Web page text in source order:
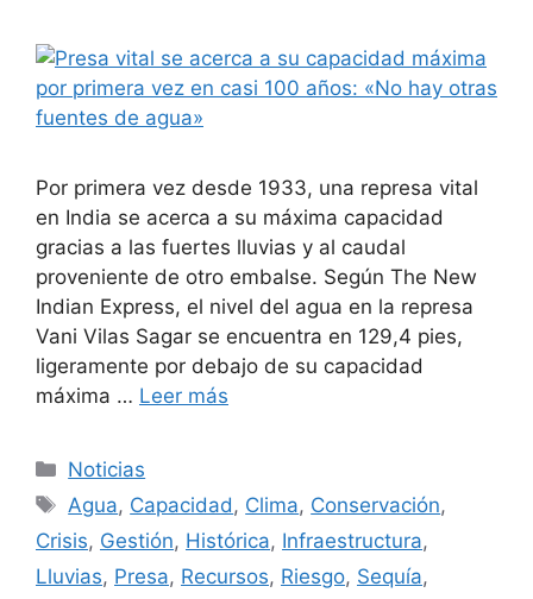
Por primera vez desde 1933, una represa vital
en India se acerca a su máxima capacidad
gracias a las fuertes lluvias y al caudal
proveniente de otro embalse. Según The New
Indian Express, el nivel del agua en la represa
Vani Vilas Sagar se encuentra en 129,4 pies,
ligeramente por debajo de su capacidad
máxima … Leer más
Categorías
Noticias
Etiquetas
Agua, Capacidad, Clima, Conservación,
Crisis, Gestión, Histórica, Infraestructura,
Lluvias, Presa, Recursos, Riesgo, Sequía,